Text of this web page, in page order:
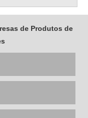
de Produtos de